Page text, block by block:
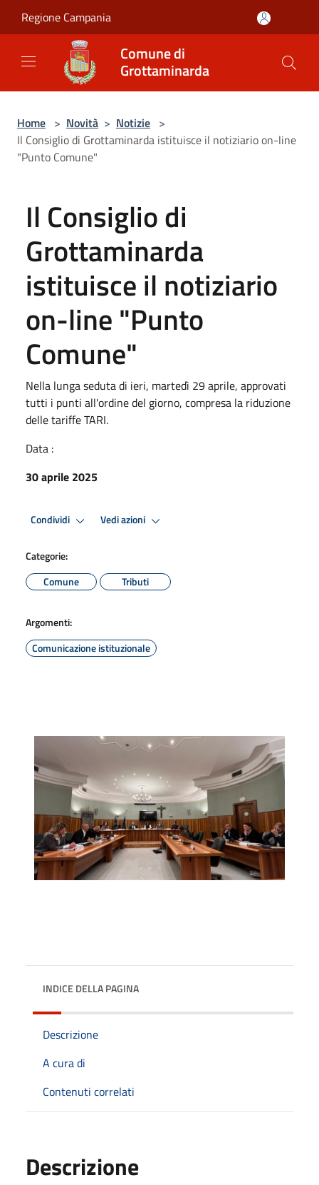
Regione Campania
Comune di
Grottaminarda
Home > Novità > Notizie >
Il Consiglio di Grottaminarda istituisce il notiziario on-line
"Punto Comune"
Il Consiglio di
Grottaminarda
istituisce il notiziario
on-line "Punto
Comune"
Nella lunga seduta di ieri, martedì 29 aprile, approvati
tutti i punti all'ordine del giorno, compresa la riduzione
delle tariffe TARI.
Data :
30 aprile 2025
Condividi Vedi azioni
Categorie:
Comune
Tributi
Argomenti:
Comunicazione istituzionale
INDICE DELLA PAGINA
Descrizione
A cura di
Contenuti correlati
Descrizione